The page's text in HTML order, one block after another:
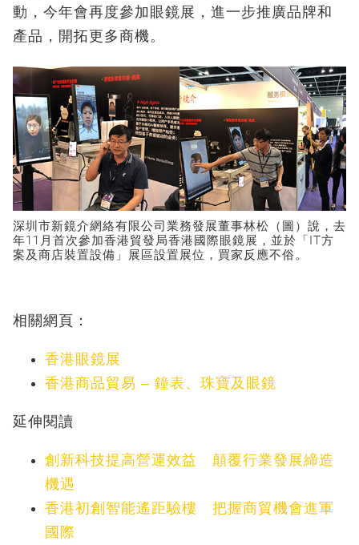
動，今年會再度參加眼鏡展，進一步推廣品牌和
產品，開拓更多商機。
深圳市新鏡介網絡有限公司業務發展董事林松（圖）說，去
年11月首次參加香港貿發局香港國際眼鏡展，並於「IT方
案及商店裝置設備」展區設置展位，買家反應不俗。
相關網頁：
香港眼鏡展
香港商品貿易 – 鐘表、珠寶及眼鏡
延伸閱讀
創新科技提高營運效益 顛覆行業發展締造
機遇
香港初創智能遙距驗樓 把握商貿機會進軍
國際